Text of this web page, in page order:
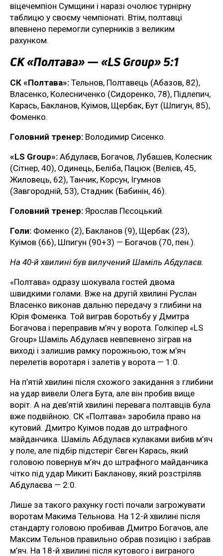
віцечемпіон Сумщини і наразі очолює турнірну
таблицю у своєму чемпіонаті. Втім, полтавці
впевнено перемогли суперників з великим
рахунком.
СК «Полтава» — «LS Group» 5:1
СК «Полтава»: Тельнов, Полтавець (Абазов, 82),
Власенко, Колесниченко (Сидоренко, 78), Підлепич,
Карась, Бакланов, Куімов, Щербак, Бут (Шпигун, 85),
Фоменко.
Головний тренер: Володимир Сисенко.
«LS Group»: Абдулаєв, Богачов, Лубашев, Колесник
(Сітнер, 40), Одинець, Беліба, Пацюк (Велієв, 45,
Жиловець, 62), Танчик, Корсун, Ігумнов
(Завгородній, 53), Стадник (Бабинін, 46).
Головний тренер: Ярослав Пєсоцький.
Голи: Фоменко (2), Бакланов (9), Щербак (23),
Куімов (66), Шпигун (90+3) — Богачов (70, пен.).
На 40-й хвилині був вилучений Шаміль Абдулаєв.
«Полтава» одразу шокувала гостей двома
швидкими голами. Вже на другій хвилині Руслан
Власенко виконав дальню передачу з глибини на
Юрія Фоменка. Той виграв боротьбу у Дмитра
Богачова і переправив м’яч у ворота. Голкіпер «LS
Group» Шаміль Абдулаєв невпевнено зіграв на
виході і залишив рамку порожньою, тож м’яч
перелетів воротаря і залетів у ворота — 1:0.
На п’ятій хвилині після схожого закидання з глибини
на удар вивели Олега Бута, але він пробив вище
воріт. А на дев’ятій хвилині перевага полтавців була
вже подвійною. СК «Полтава» заробила право на
кутовий. Дмитро Куімов подав до штрафного
майданчика. Шаміль Абдулаєв кулаками вибив м’яч
у поле, але підбір підстеріг Євген Карась, який
головою повернув м’яч до штрафного майданчика
чітко під удар Микиті Бакланову, який розстріляв
Абдулаєва — 2:0.
Лише за такого рахунку гості почали загрожувати
воротам Макима Тельнова. На 12-й хвилині після
стандарту головою пробивав Дмитро Богачов, але
Максим Тельнов правильно обрав позицію і забрав
м’яч. На 18-й хвилині після кутового і виграного